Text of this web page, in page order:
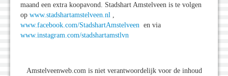
maand een extra koopavond. Stadshart Amstelveen is te volgen
op www.stadshartamstelveen.nl
www.facebook.com/StadshartAmstelveen en via
www.instagram.com/stadshartamstlvn
Amstelveenweb.com is niet verantwoordelijk voor de inhoud